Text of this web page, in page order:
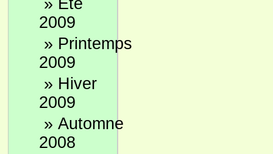
» Été
2009
» Printemps
2009
» Hiver
2009
» Automne
2008